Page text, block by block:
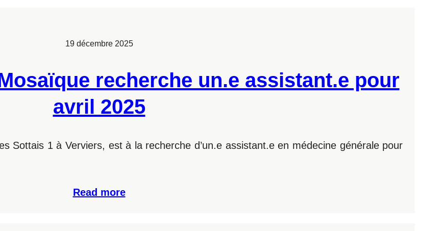
19 décembre 2025
recherche un.e assistant.e pour
avril 2025
Sottais 1 à Verviers, est à la recherche d’un.e assistant.e en médecine générale pour
Read more